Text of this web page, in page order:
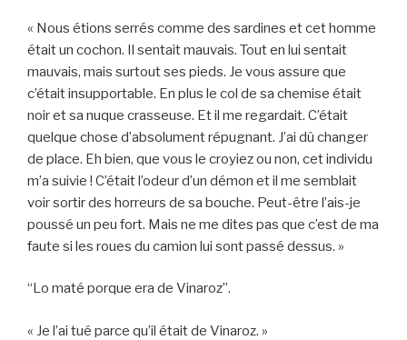
« Nous étions serrés comme des sardines et cet homme
était un cochon. Il sentait mauvais. Tout en lui sentait
mauvais, mais surtout ses pieds. Je vous assure que
c’était insupportable. En plus le col de sa chemise était
noir et sa nuque crasseuse. Et il me regardait. C’était
quelque chose d’absolument répugnant. J’ai dû changer
de place. Eh bien, que vous le croyiez ou non, cet individu
m’a suivie ! C’était l’odeur d’un démon et il me semblait
voir sortir des horreurs de sa bouche. Peut-être l’ais-je
poussé un peu fort. Mais ne me dites pas que c’est de ma
faute si les roues du camion lui sont passé dessus. »
“Lo maté porque era de Vinaroz”.
« Je l’ai tué parce qu’il était de Vinaroz. »